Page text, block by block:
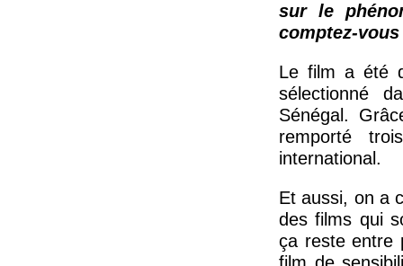
sur le
comptez-
Le film a été
sélectionné
Sénégal.
remporté
international.
Et aussi, on a
des films qui
ça reste entre